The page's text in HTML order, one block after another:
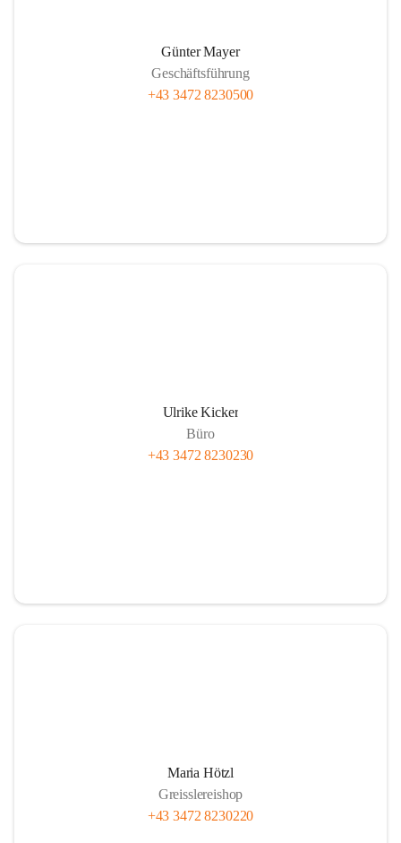
Günter Mayer
Geschäftsführung
+43 3472 8230500
Ulrike Kicker
Büro
+43 3472 8230230
Maria Hötzl
Greisslereishop
+43 3472 8230220